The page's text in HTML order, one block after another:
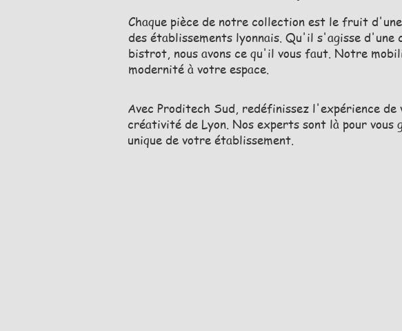
Chaque pièce de notre collection est le fruit
des établissements lyonnais. Qu'il s'agisse
bistrot, nous avons ce qu'il vous faut. Notre
modernité à votre espace.
Avec Proditech Sud, redéfinissez l'expérience
créativité de Lyon. Nos experts sont là pour vous
unique de votre établissement.